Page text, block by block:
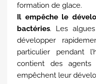
formation de glace.
Il empêche le
bactéries. Les
développer
particulier pendant
contient des agents
empêchent leur